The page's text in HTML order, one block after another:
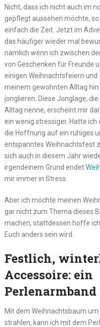
Nicht, dass ich nicht auch im
gepflegt aussehen möchte,
einfach die Zeit. Jetzt im
das häufiger wieder mal
nämlich wenn ich zwischen
von Geschenken für Freunde
einigen Weihnachtsfeiern und
meinem gewohnten Alltag hin
jonglieren. Diese Jonglage,
Alltag nenne, erscheint mir
ein wenig stressiger. Hatte ich
die Hoffnung auf ein ruhiges
entspanntes Weihnachtsfest
sich auch in diesem Jahr
irgendeinem Grund endet
mir immer in Stress.
Aber ich möchte meinen
gar nicht zum Thema dieses
machen, stattdessen hoffe
Euch anders sein wird.
Festlich,
Accessoire: ein
Perlenarmband
Mit dem Weihnachtsbaum um
strahlen, kann ich mit dem